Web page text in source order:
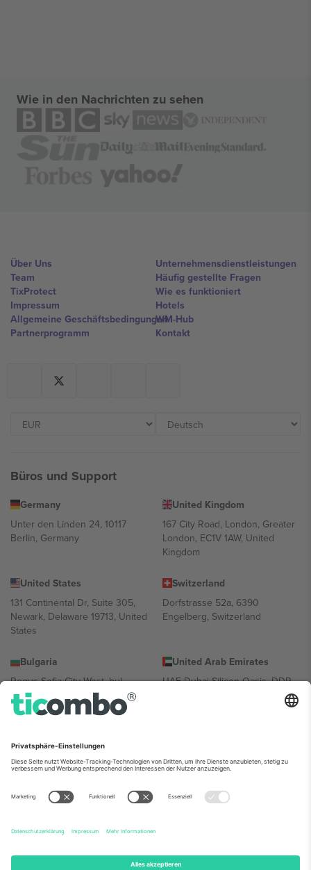
Wie in den Nachrichten zu sehen
Über Uns
Team
TixProtect
Impressum
Allgemeine Geschäftsbedingungen
Partnerprogramm
Unternehmensdienstleistungen
Häufig gestellte Fragen
Wie es funktioniert
Hotels
WM-Hub
Kontakt
Büros und Support
Germany
Unter den Linden 24, 10117
Berlin, Germany
United Kingdom
167 City Road, London, Greater
London, EC1V 1AW, United
Kingdom
United States
131 Continental Dr, Suite 305,
Newark, Delaware 19713, United
States
Switzerland
Dorfstrasse 52a, 6390
Engelberg, Switzerland
Bulgaria
Regus Sofia City West, bul
Totleben 53-55, 1606 Sofia,
Bulgaria
United Arab Emirates
UAE Dubai Silicon Oasis, DDP
Building A1, Office 302, Dubai,
Mexico
Av Chapultepec 360, Roma
Norte, Cuauhtémoc, 06700
Ciudad de México, CDMX,
Mexico
Die juristische Person des Plattformanbieters kann je nach
Informationen finden Sie auf der jeweiligen Veranstaltungsseite, im